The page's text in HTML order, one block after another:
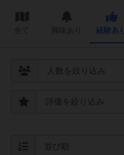
経験あり